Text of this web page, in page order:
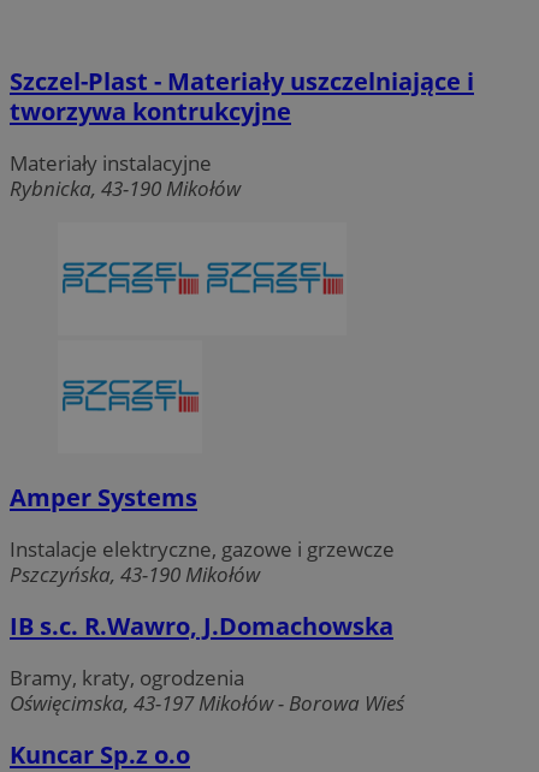
Szczel-Plast - Materiały uszczelniające i
tworzywa kontrukcyjne
Materiały instalacyjne
Rybnicka, 43-190 Mikołów
Amper Systems
Instalacje elektryczne, gazowe i grzewcze
Pszczyńska, 43-190 Mikołów
IB s.c. R.Wawro, J.Domachowska
Bramy, kraty, ogrodzenia
Oświęcimska, 43-197 Mikołów - Borowa Wieś
Kuncar Sp.z o.o